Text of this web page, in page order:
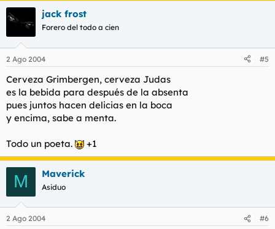
jack frost
Forero del todo a cien
2 Ago 2004 #5
Cerveza Grimbergen, cerveza Judas
es la bebida para después de la absenta
pues juntos hacen delicias en la boca
y encima, sabe a menta.
Todo un poeta. +1
M Maverick
Asiduo
2 Ago 2004 #6